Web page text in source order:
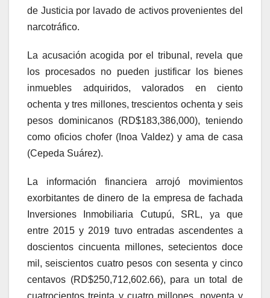
de Justicia por lavado de activos provenientes del
narcotráfico.
La acusación acogida por el tribunal, revela que
los procesados no pueden justificar los bienes
inmuebles adquiridos, valorados en ciento
ochenta y tres millones, trescientos ochenta y seis
pesos dominicanos (RD$183,386,000), teniendo
como oficios chofer (Inoa Valdez) y ama de casa
(Cepeda Suárez).
La información financiera arrojó movimientos
exorbitantes de dinero de la empresa de fachada
Inversiones Inmobiliaria Cutupú, SRL, ya que
entre 2015 y 2019 tuvo entradas ascendentes a
doscientos cincuenta millones, setecientos doce
mil, seiscientos cuatro pesos con sesenta y cinco
centavos (RD$250,712,602.66), para un total de
cuatrocientos treinta y cuatro millones, noventa y